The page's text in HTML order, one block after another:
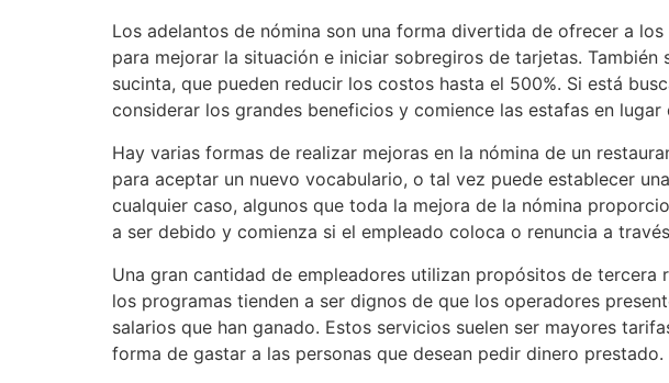
Los adelantos de nómina son una forma divertida de ofrecer a
para mejorar la situación e iniciar sobregiros de tarjetas.
sucinta, que pueden reducir los costos hasta el 500%. Si está
considerar los grandes beneficios y comience las estafas en
Hay varias formas de realizar mejoras en la nómina de un
para aceptar un nuevo vocabulario, o tal vez puede establecer
cualquier caso, algunos que toda la mejora de la nómina
a ser debido y comienza si el empleado coloca o renuncia a
Una gran cantidad de empleadores utilizan propósitos de
los programas tienden a ser dignos de que los operadores
salarios que han ganado. Estos servicios suelen ser mayores
forma de gastar a las personas que desean pedir dinero prestado.